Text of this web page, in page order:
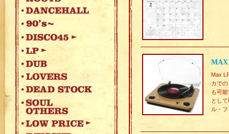
Max
カで
も可
とし
ル・